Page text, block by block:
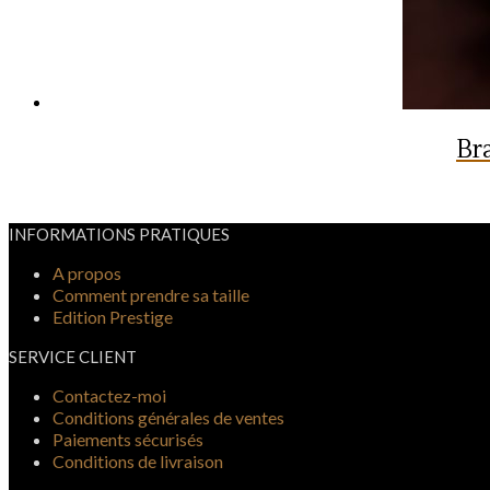
INFORMATIONS PRATIQUES
A propos
Comment prendre sa taille
Edition Prestige
SERVICE CLIENT
Contactez-moi
Conditions générales de ventes
Paiements sécurisés
Conditions de livraison